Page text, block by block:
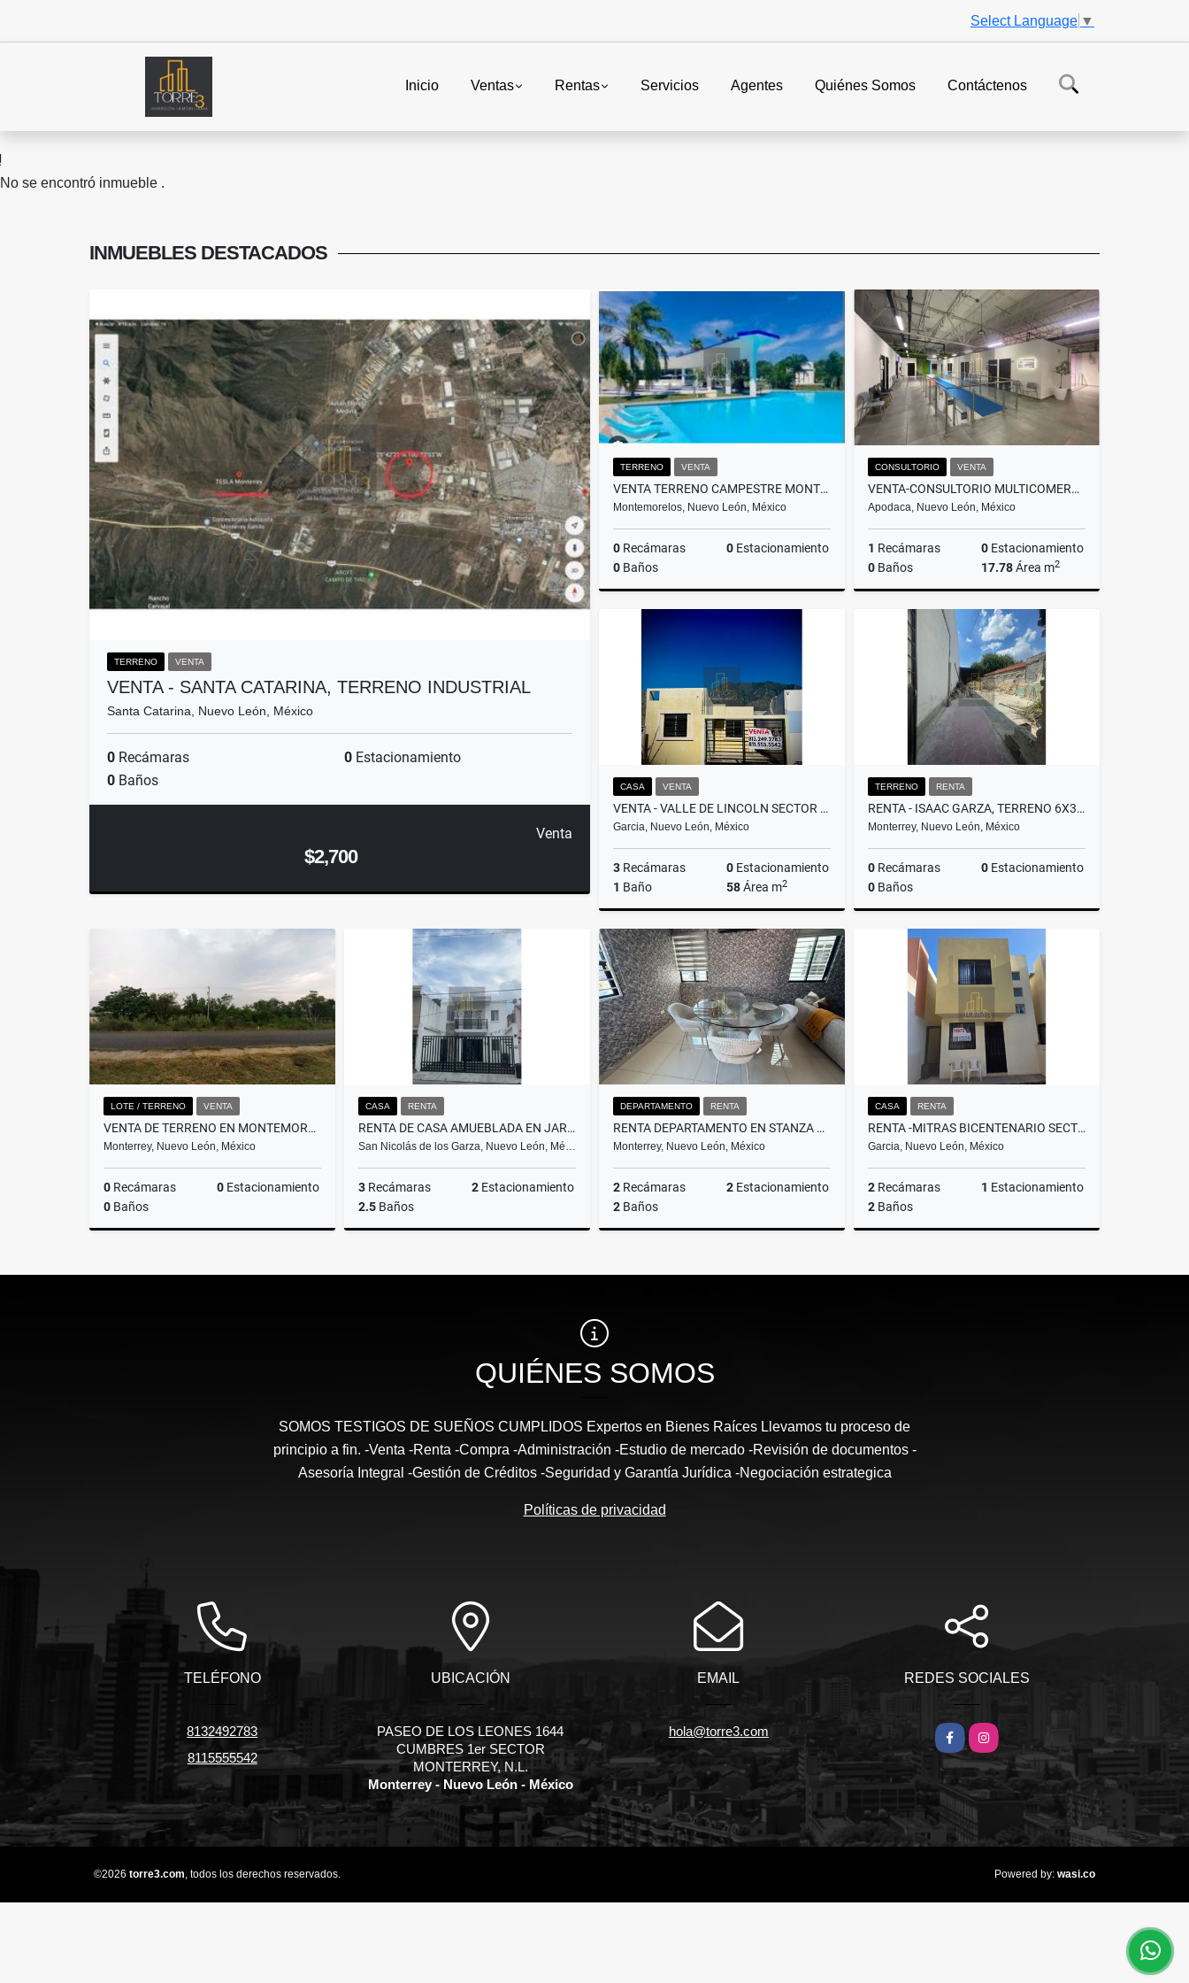
Select Language ▼
Inicio Ventas Rentas Servicios Agentes Quiénes Somos Contáctenos
No se encontró inmueble .
INMUEBLES DESTACADOS
TERRENO VENTA
VENTA - SANTA CATARINA, TERRENO INDUSTRIAL
Santa Catarina, Nuevo León, México
0 Recámaras 0 Estacionamiento
0 Baños
Venta
$2,700
TERRENO VENTA
VENTA TERRENO CAMPESTRE MONTESUR MONTEMORELOS, NUEVO LEÓN
Montemorelos, Nuevo León, México
0 Recámaras 0 Estacionamiento
0 Baños
CONSULTORIO VENTA
VENTA-CONSULTORIO MULTICOMERCIAL APODACA
Apodaca, Nuevo León, México
1 Recámaras 0 Estacionamiento
0 Baños 17.78Área m2
$1,516,900
CASA VENTA
VENTA - VALLE DE LINCOLN SECTOR SANTA LUCIA
Garcia, Nuevo León, México
3 Recámaras 0 Estacionamiento
1 Baño 58Área m2
Venta
$950,000
TERRENO RENTA
RENTA - ISAAC GARZA, TERRENO 6X30MTS
Monterrey, Nuevo León, México
0 Recámaras 0 Estacionamiento
0 Baños
$25,000
LOTE / TERRENO VENTA
VENTA DE TERRENO EN MONTEMORELOS
Monterrey, Nuevo León, México
0 Recámaras 0 Estacionamiento
0 Baños
$22,900,000
CASA RENTA
RENTA DE CASA AMUEBLADA EN JARDINES DE CASA BLANCA
San Nicolás de los Garza, Nuevo León, Mé…
3 Recámaras 2 Estacionamiento
2.5 Baños
$22,000
DEPARTAMENTO RENTA
RENTA DEPARTAMENTO EN STANZA SAN NICOLAS
Monterrey, Nuevo León, México
2 Recámaras 2 Estacionamiento
2 Baños
$22,000
CASA RENTA
RENTA -MITRAS BICENTENARIO SECTOR LIBERAL, GARCÍA N.L.
Garcia, Nuevo León, México
2 Recámaras 1 Estacionamiento
2 Baños
$10,000
QUIÉNES SOMOS
SOMOS TESTIGOS DE SUEÑOS CUMPLIDOS Expertos en Bienes Raíces Llevamos tu proceso de
principio a fin. -Venta -Renta -Compra -Administración -Estudio de mercado -Revisión de documentos -
Asesoría Integral -Gestión de Créditos -Seguridad y Garantía Jurídica -Negociación estrategica
Políticas de privacidad
TELÉFONO
8132492783
8115555542
UBICACIÓN
PASEO DE LOS LEONES 1644
CUMBRES 1er SECTOR
MONTERREY, N.L.
Monterrey - Nuevo León - México
EMAIL
hola@torre3.com
REDES SOCIALES
Facebook
Instagram
©2026 torre3.com, todos los derechos reservados. Powered by: wasi.co